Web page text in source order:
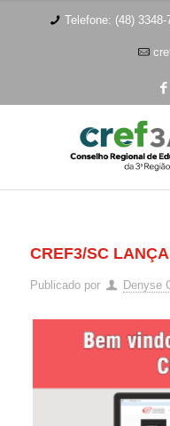
Telefone: (48) 3348-
CREF3/SC
Publicado por Denyse